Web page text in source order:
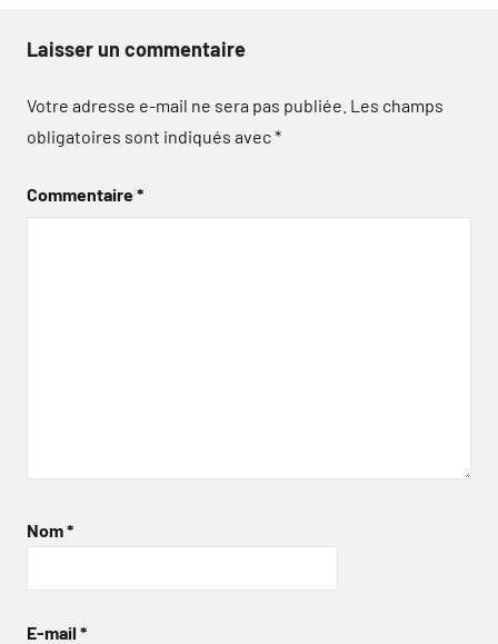
Laisser un commentaire
Votre adresse e-mail ne sera pas publiée. Les champs
obligatoires sont indiqués avec*
Commentaire*
Nom*
E-mail *